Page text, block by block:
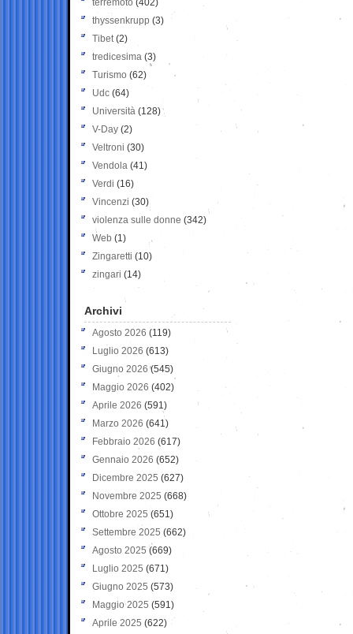
terremoto (402)
thyssenkrupp (3)
Tibet(2)
tredicesima (3)
Turismo (62)
Udc (64)
Università (128)
V-Day (2)
Veltroni (30)
Vendola (41)
Verdi (16)
Vincenzi (30)
violenza sulle donne (342)
Web (1)
Zingaretti (10)
zingari (14)
Archivi
Agosto 2026 (119)
Luglio 2026 (613)
Giugno 2026 (545)
Maggio 2026 (402)
Aprile 2026 (591)
Marzo 2026 (641)
Febbraio 2026 (617)
Gennaio 2026 (652)
Dicembre 2025 (627)
Novembre 2025 (668)
Ottobre 2025 (651)
Settembre 2025 (662)
Agosto 2025 (669)
Luglio 2025 (671)
Giugno 2025 (573)
Maggio 2025 (591)
Aprile 2025 (622)